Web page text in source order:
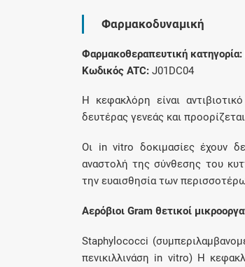
Φαρμακοδυναμική
Φαρμακοθεραπευτική κατηγορία:
Κωδικός ATC: J01DC04
H κεφακλόρη είναι
δευτέρας γενεάς και
Οι in vitro δοκιμασίες έχουν
αναστολή της σύνθεσης του
την ευαισθησία των
Αερόβιοι Gram θετικοί
Staphylococci
πενικιλλινάση in vitro) Η